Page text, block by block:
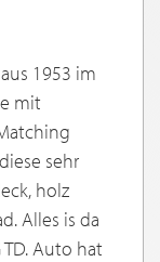
1953 im
mit
sehr
holz
Alles is da
Auto hat